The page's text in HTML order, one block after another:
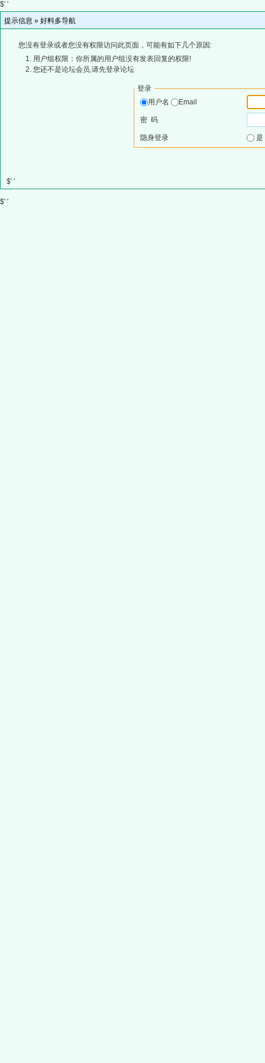
$' '
提示信息 » 好料多导航
您没有登录或者您没有权限访问此页面，可能有如下几个原因:
用户组权限：你所属的用户组没有发表回复的权限!
您还不是论坛会员,请先登录论坛
登录
用户名
Email
密 码
隐身登录
$' '
$' '